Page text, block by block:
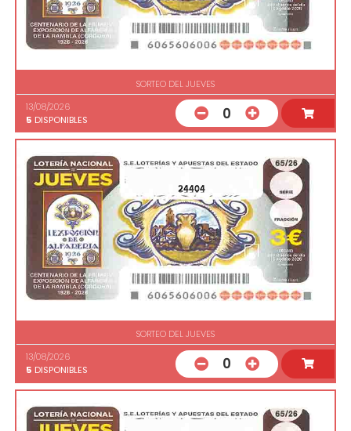
SORTEO DEL JUEVES
13/08/2026
5 DISPONIBLES 0
24404
SORTEO DEL JUEVES
13/08/2026
5 DISPONIBLES 0